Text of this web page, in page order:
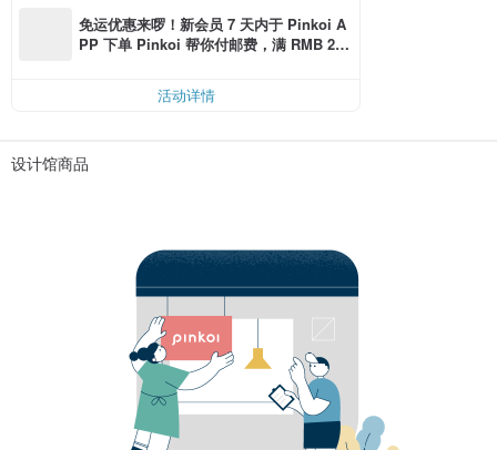
免运优惠来啰！新会员 7 天内于 Pinkoi A
PP 下单 Pinkoi 帮你付邮费，满 RMB 25
活动详情
设计馆商品